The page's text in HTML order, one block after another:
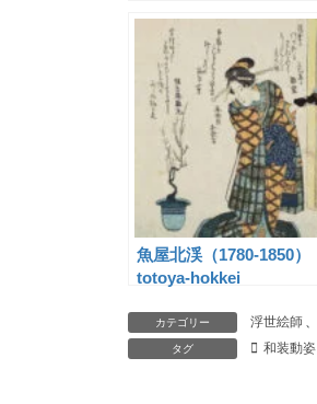
魚屋北渓（1780-1850）
totoya-hokkei
カテゴリー 浮世絵師
タグ 和装動姿